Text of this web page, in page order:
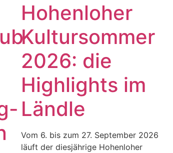
Hohenloher
Kultursommer
2026: die
Highlights im
Ländle
Vom 6. bis zum 27. September 2026
läuft der diesjährige Hohenloher